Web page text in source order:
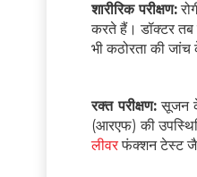
शारीरिक परीक्षण:
करते हैं। डॉक्टर
भी कठोरता की
रक्त परीक्षण:सूजन के
(आरएफ) की
लीवरफंक्शन टेस्ट